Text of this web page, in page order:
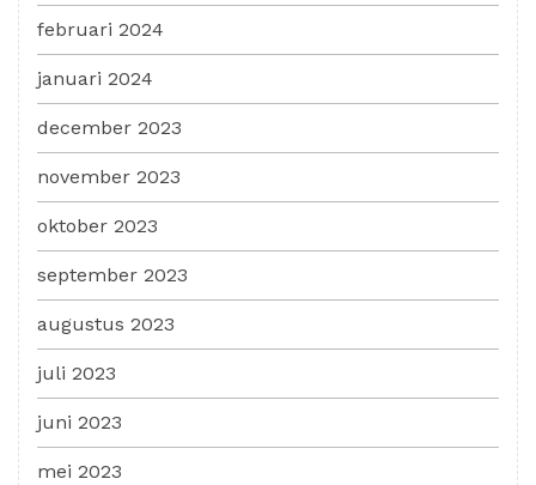
februari 2024
januari 2024
december 2023
november 2023
oktober 2023
september 2023
augustus 2023
juli 2023
juni 2023
mei 2023